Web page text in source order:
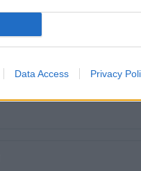
Data Access Privacy